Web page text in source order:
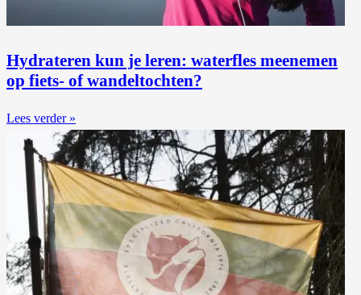
Hydrateren kun je leren: waterfles meenemen
op fiets- of wandeltochten?
Lees verder »